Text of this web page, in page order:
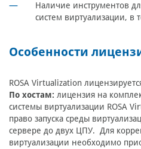
Наличие инструментов
систем виртуализации, в
Особенности
ROSA Virtualization
По хостам: лицензия на
системы виртуализации ROSA
право запуска среды
сервере до двух ЦПУ. Для
виртуализации необходимо